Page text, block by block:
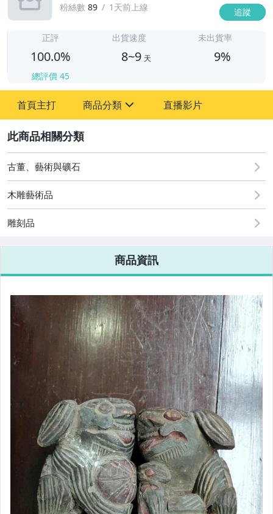
粉絲數 89 1天前上線 追蹤
正評
100.0%
總評價 45
出貨速度
8~9 天
未出貨率
9%
首頁主打 商品分類
其它
直播影片
古董、藝術與礦石
木雕藝術品
雕刻品
商品資訊